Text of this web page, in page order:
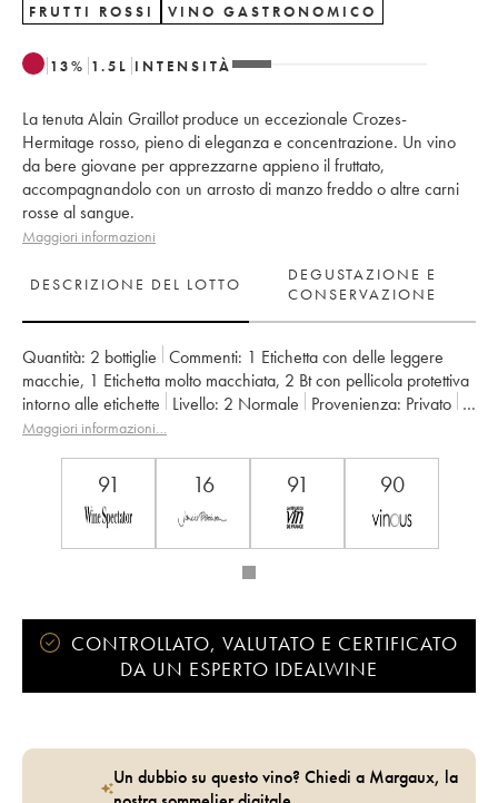
FRUTTI ROSSI VINO GASTRONOMICO
13% 1.5 L INTENSITÀ
La tenuta Alain Graillot produce un eccezionale Crozes-
Hermitage rosso, pieno di eleganza e concentrazione. Un vino
da bere giovane per apprezzarne appieno il fruttato,
accompagnandolo con un arrosto di manzo freddo o altre carni
rosse al sangue.
Maggiori informazioni
DESCRIZIONE DEL LOTTO
DEGUSTAZIONE E
CONSERVAZIONE
Quantità: 2 bottiglie Commenti: 1 Etichetta con delle leggere
macchie, 1 Etichetta molto macchiata, 2 Bt con pellicola protettiva
intorno alle etichette
Livello: 2 Normale Provenienza:
privato
IVA detraibile:
no
Proprietario:
Domaine Graillot
Maggiori informazioni…
91 16 91 90
CONTROLLATO, VALUTATO E CERTIFICATO
DA UN ESPERTO IDEALWINE
Un dubbio su questo vino? Chiedi a Margaux, la